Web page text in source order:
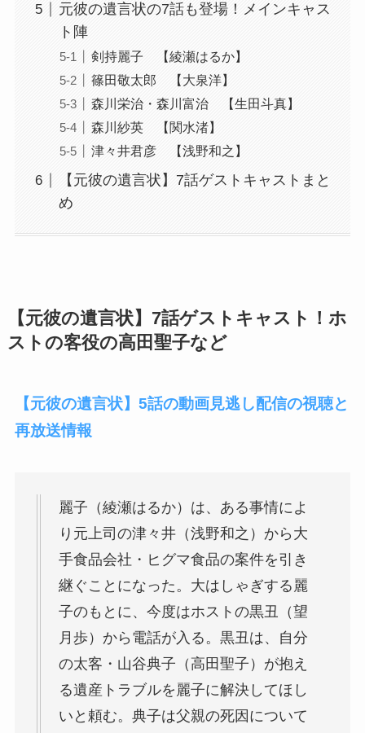
元彼の遺言状の7話も登場！メインキャス
ト陣
剣持麗子 【綾瀬はるか】
篠田敬太郎 【大泉洋】
森川栄治・森川富治 【生田斗真】
森川紗英 【関水渚】
津々井君彦 【浅野和之】
【元彼の遺言状】7話ゲストキャストまと
め
【元彼の遺言状】7話ゲストキャスト！ホ
ストの客役の高田聖子など
【元彼の遺言状】5話の動画見逃し配信の視聴と
再放送情報
麗子（綾瀬はるか）は、ある事情によ
り元上司の津々井（浅野和之）から大
手食品会社・ヒグマ食品の案件を引き
継ぐことになった。大はしゃぎする麗
子のもとに、今度はホストの黒丑（望
月歩）から電話が入る。黒丑は、自分
の太客・山谷典子（高田聖子）が抱え
る遺産トラブルを麗子に解決してほし
いと頼む。典子は父親の死因について